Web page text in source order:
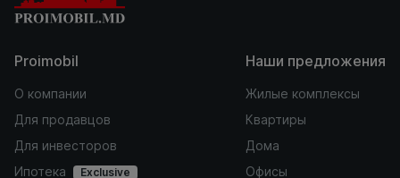
Proimobil
О компании
Для продавцов
Для инвесторов
Ипотека
Exclusive
Наши предложения
Жилые комплексы
Квартиры
Дома
Офисы